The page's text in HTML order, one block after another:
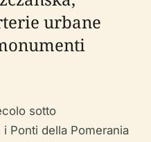
urbane
sotto
Ponti della Pomerania